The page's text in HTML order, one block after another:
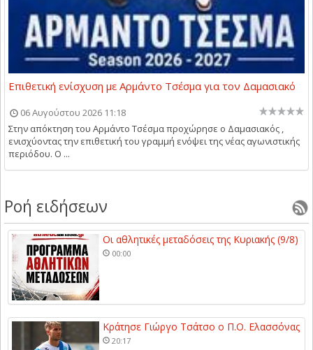
Επιθετική ενίσχυση με Αρμάντο Τσέσμα για τον Δαμασιακό
06 Αυγούστου 2026 11:18
Στην απόκτηση του Αρμάντο Τσέσμα προχώρησε ο Δαμασιακός ,
ενισχύοντας την επιθετική του γραμμή ενόψει της νέας αγωνιστικής
περιόδου. Ο ...
Ροή ειδήσεων
Οι αθλητικές μεταδόσεις της Κυριακής (9/8)
00:00
Κράτησε Γιώργο Τσάτσο ο Π.Ο. Ελασσόνας
20:17